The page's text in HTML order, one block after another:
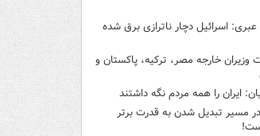
عبری: اسرائیل دچار ناترازی برق شده
خارجه مصر، ترکیه، پاکستان و
ایران را همه مردم نگه داشتند
در مسیر تبدیل شدن به قدرت برتر